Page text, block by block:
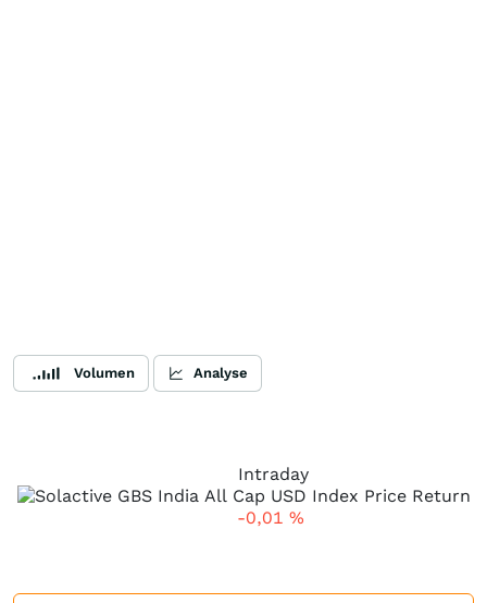
Volumen Analyse
Intraday
-0,01 %